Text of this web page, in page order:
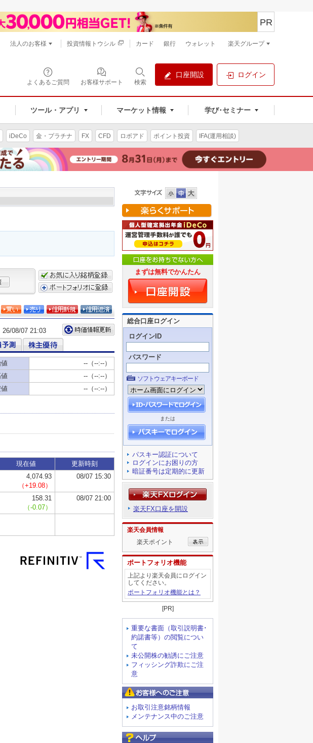
よくあるご質問 お客様サポート 検索
口座開設 ログイン
ツール・アプリ マーケット情報 学び･セミナー
PR
法人のお客様 投資情報トウシル カード 銀行 ウォレット 楽天グループ
iDeCo 金・プラチナ FX CFD ロボアド ポイント投資 IFA(運用相談)
まずは無料でかんたん
総合口座ログイン
ログインID
パスワード
ソフトウェアキーボード
または
パスキー認証について
ログインにお困りの方
暗証番号は定期的に更新
楽天FX口座を開設
楽天会員情報
楽天ポイント
ポートフォリオ機能
上記より楽天会員にログイン
してください。
ポートフォリオ機能とは？
[PR]
重要な書面（取引説明書･
約諾書等）の閲覧につい
て
未公開株の勧誘にご注意
フィッシング詐欺にご注
意
お取引注意銘柄情報
メンテナンス中のご注意